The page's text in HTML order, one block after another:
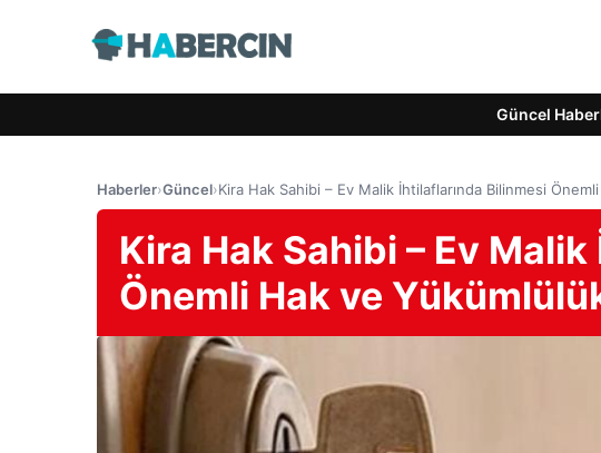
Güncel
Haberler›Güncel›Kira Hak Sahibi – Ev Malik İhtilaflarında Bilinmesi
Kira Hak Sahibi – Ev
Önemli Hak ve